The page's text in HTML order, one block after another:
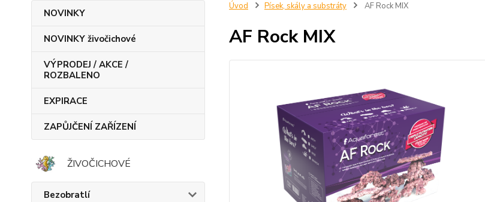
NOVINKY
NOVINKY živočichové
VÝPRODEJ / AKCE /
ROZBALENO
EXPIRACE
ZAPŮJČENÍ ZAŘÍZENÍ
ŽIVOČICHOVÉ
Bezobratlí
Úvod Písek, skály a substráty AF Rock MIX
AF Rock MIX